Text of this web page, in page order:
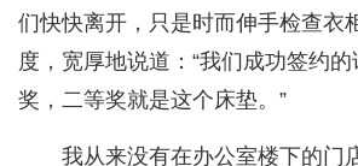
们快快离开，只是时而伸手检查衣
度，宽厚地说道：“我们成功签约
奖，二等奖就是这个床垫。”
我从来没有在办公室楼下的门